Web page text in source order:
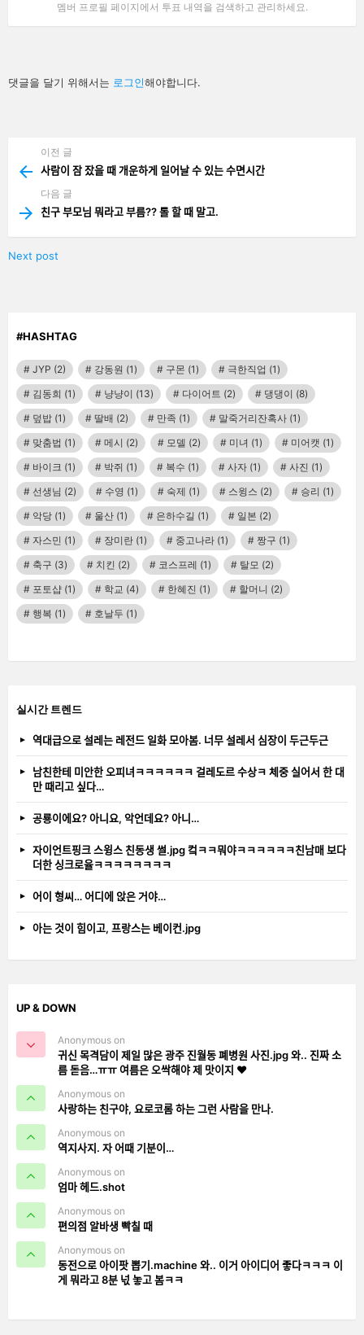
멤버 프로필 페이지에서 투표 내역을 검색하고 관리하세요.
답
글
댓글을 달기 위해서는 로그인해야합니다.
more
이전 글
사람이 잠 잤을 때 개운하게 일어날 수 있는 수면시간
다음 글
친구 부모님 뭐라고 부름?? 롤 할 때 말고.
Next post
#HASHTAG
JYP (2) 강동원 (1) 구몬 (1) 극한직업 (1)
김동희 (1) 냥냥이 (13) 다이어트 (2) 댕댕이 (8)
덮밥 (1) 딸배 (2) 만족 (1) 말죽거리잔혹사 (1)
맞춤법 (1) 메시 (2) 모델 (2) 미녀 (1) 미어캣 (1)
바이크 (1) 박쥐 (1) 복수 (1) 사자 (1) 사진 (1)
선생님 (2) 수영 (1) 숙제 (1) 스윙스 (2) 승리 (1)
악당 (1) 울산 (1) 은하수길 (1) 일본 (2)
자스민 (1) 장미란 (1) 중고나라 (1) 짱구 (1)
축구 (3) 치킨 (2) 코스프레 (1) 탈모 (2)
포토샵 (1) 학교 (4) 한혜진 (1) 할머니 (2)
행복 (1) 호날두 (1)
실시간 트렌드
역대급으로 설레는 레전드 일화 모아봄. 너무 설레서 심장이 두근두근
남친한테 미안한 오피녀ㅋㅋㅋㅋㅋㅋ 걸레도르 수상ㅋ 체중 실어서 한 대
만 때리고 싶다…
공룡이에요? 아니요, 악언데요? 아니…
자이언트핑크 스윙스 친동생 썰.jpg 컼ㅋㅋ뭐야ㅋㅋㅋㅋㅋㅋ친남매 보다
더한 싱크로율ㅋㅋㅋㅋㅋㅋㅋㅋ
어이 형씨… 어디에 앉은 거야…
아는 것이 힘이고, 프랑스는 베이컨.jpg
UP & DOWN
Anonymous on
귀신 목격담이 제일 많은 광주 진월동 폐병원 사진.jpg 와.. 진짜 소
름 돋음…ㅠㅠ 여름은 오싹해야 제 맛이지 ❤️
Anonymous on
사랑하는 친구야, 요로코롬 하는 그런 사람을 만나.
Anonymous on
역지사지. 자 어때 기분이…
Anonymous on
엄마 헤드.shot
Anonymous on
편의점 알바생 빡칠 때
Anonymous on
동전으로 아이팟 뽑기.machine 와.. 이거 아이디어 좋다ㅋㅋㅋ 이
게 뭐라고 8분 넋 놓고 봄ㅋㅋ